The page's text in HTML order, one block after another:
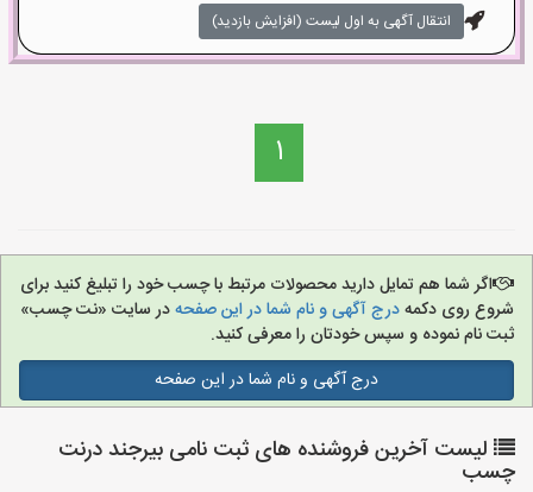
انتقال آگهی به اول لیست (افزایش بازدید)
1
اگر شما هم تمایل دارید محصولات مرتبط با چسب خود را تبلیغ کنید برای
شروع روی دکمهدرج آگهی و نام شما در این صفحهدر سایت «نت چسب»
ثبت نام نموده و سپس خودتان را معرفی کنید.
درج آگهی و نام شما در این صفحه
لیست آخرین فروشنده های ثبت نامی بیرجند درنت
چسب